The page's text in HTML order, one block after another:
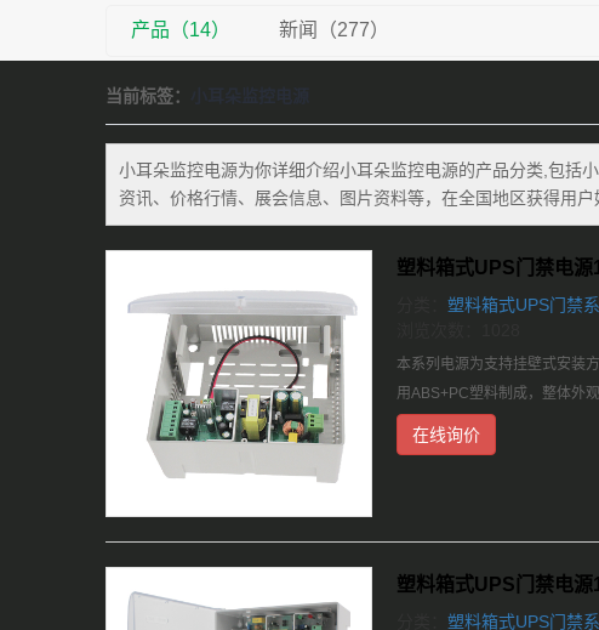
产品（14） 新闻（277）
当前标签：
小耳朵监控电源为你详细介绍小耳朵监控电源的产品分类,包括
资讯、价格行情、展会信息、图片资料等，在全国地区获得用
塑料箱式UPS门禁电
塑料箱式UPS门禁
本系列电源为支持挂壁式安装
用ABS+PC塑料制成，整体外
在线询价
塑料箱式UPS门禁电
塑料箱式UPS门禁